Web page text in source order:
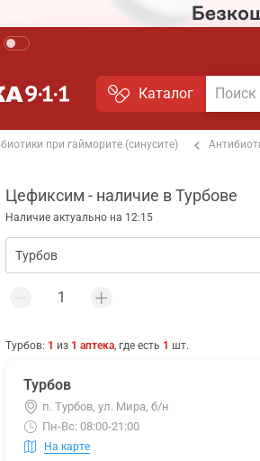
Каталог
при гайморите (синусите)
Цефиксим - наличие в Турбове
Наличие актуально на 12:15
Турбов: 1 из 1 аптека, где есть 1 шт.
Турбов
п. Турбов, ул. Мира, б/н
Пн-Вс: 08:00-21:00
На карте